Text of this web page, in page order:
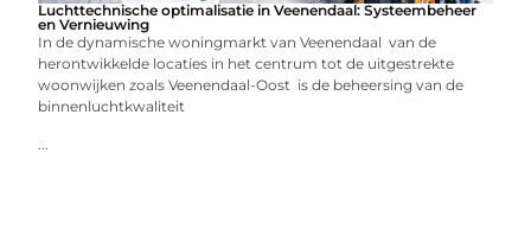
Luchttechnische optimalisatie in Veenendaal: Systeembeheer
en Vernieuwing
In de dynamische woningmarkt van Veenendaal van de
herontwikkelde locaties in het centrum tot de uitgestrekte
woonwijken zoals Veenendaal-Oost is de beheersing van de
binnenluchtkwaliteit
...